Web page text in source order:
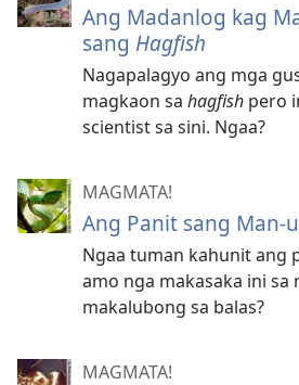
Ang Madanlog kag
sang Hagfish
Nagapalagyo ang mga
magkaon sa hagfish pero
scientist sa sini. Ngaa?
MAGMATA!
Ang Panit sang Man-
Ngaa tuman kahunit ang
amo nga makasaka ini sa
makalubong sa balas?
MAGMATA!